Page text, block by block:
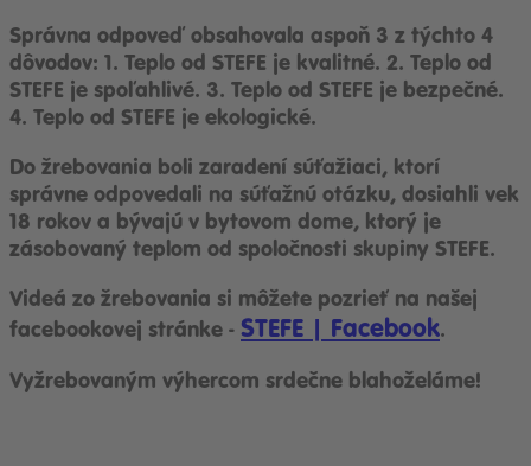
Správna odpoveď obsahovala aspoň 3 z týchto 4
dôvodov: 1. Teplo od STEFE je kvalitné. 2. Teplo od
STEFE je spoľahlivé. 3. Teplo od STEFE je bezpečné.
4. Teplo od STEFE je ekologické.
Do žrebovania boli zaradení súťažiaci, ktorí
správne odpovedali na súťažnú otázku, dosiahli vek
18 rokov a bývajú v bytovom dome, ktorý je
zásobovaný teplom od spoločnosti skupiny STEFE.
Videá zo žrebovania si môžete pozrieť na našej
facebookovej stránke - STEFE | Facebook.
Vyžrebovaným výhercom srdečne blahoželáme!